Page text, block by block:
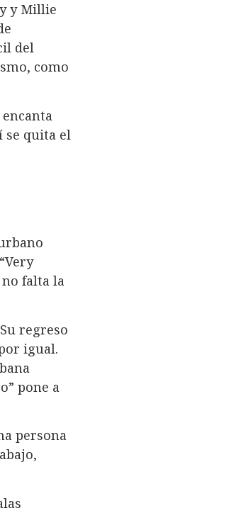
y Millie
del
como
se quita el
no falta la
regreso
igual.
pone a
persona